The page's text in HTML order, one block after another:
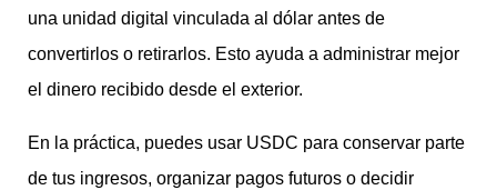
una unidad digital vinculada al dólar antes de
convertirlos o retirarlos. Esto ayuda a administrar mejor
el dinero recibido desde el exterior.
En la práctica, puedes usar USDC para conservar parte
de tus ingresos, organizar pagos futuros o decidir